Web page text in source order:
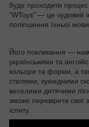
буде проходити
"WToys" — це чудовий
поліпшення їхньої мови.
Його покликання —
українськими та
кольори та форми, а
стелями, кумедними
веселими дитячими
зможе перевірити
іспиту.